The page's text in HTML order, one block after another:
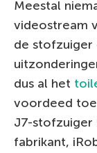
Meestal
videostream
de stofzuiger
dus al het
voordeed
J7-stofzuiger
fabrikant,